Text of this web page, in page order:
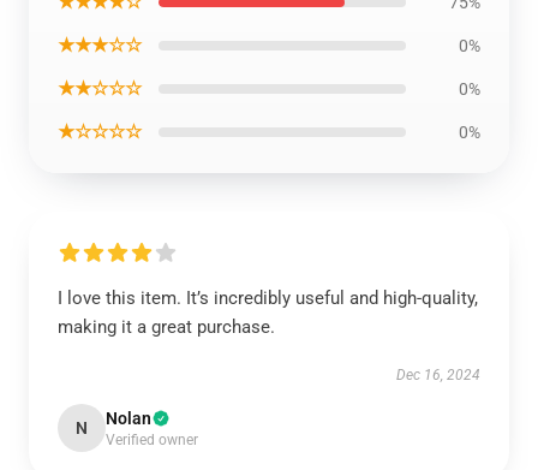
★★★☆☆ 0%
★★☆☆☆ 0%
★☆☆☆☆ 0%
I love this item. It’s incredibly useful and high-quality,
making it a great purchase.
Dec 16, 2024
N Nolan
Verified owner